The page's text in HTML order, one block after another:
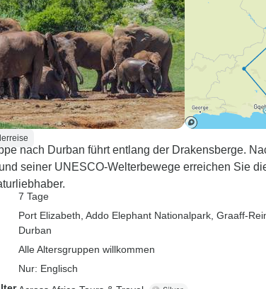
nach Durban führt entlang der Drakensberge.
seiner UNESCO-Welterbewege erreichen Sie
7 Tage
Port Elizabeth , Addo Elephant Nationalpark , Graaff-
Durban
Alle Altersgruppen willkommen
Nur: Englisch